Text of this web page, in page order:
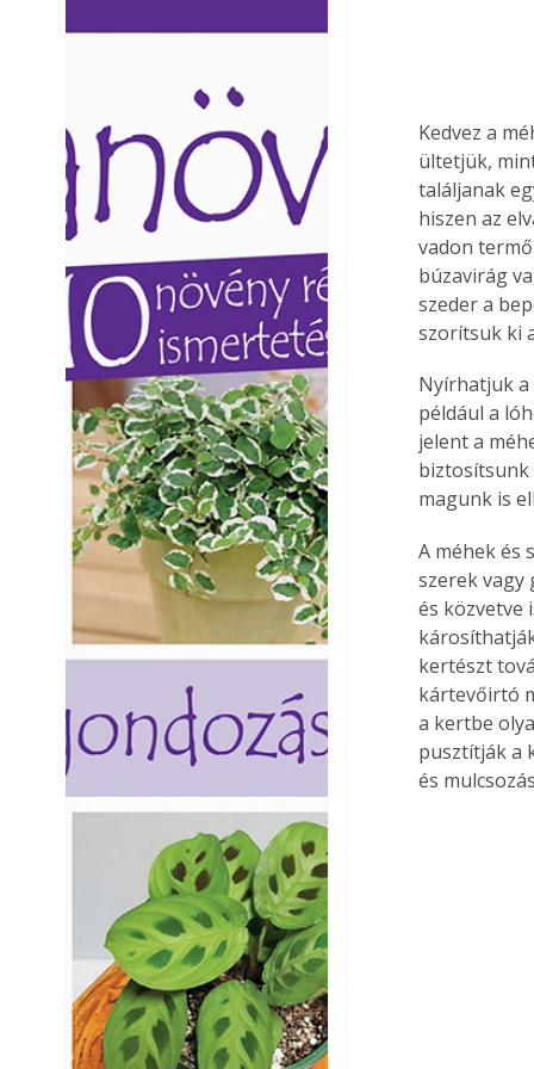
Kedvez a
ültetjük,
találjanak
hiszen az
vadon
búzavirág
szeder a
szorítsuk ki
Nyírhatjuk a
például a
jelent a
biztosítsunk
magunk is
A méhek és
szerek vagy
és közvetve
kertészt
kártevőirtó
a kertbe
pusztítják a
és